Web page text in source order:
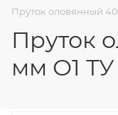
Пруток оловянный 40
Пруток
мм О1 ТУ